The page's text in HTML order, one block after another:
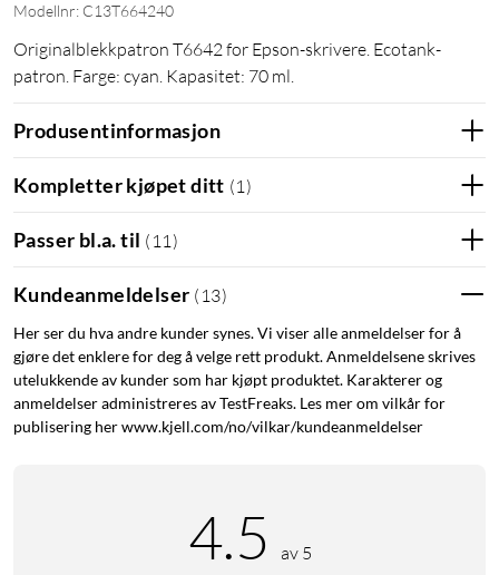
Modellnr: C13T664240
Originalblekkpatron T6642 for Epson-skrivere. Ecotank-
patron. Farge: cyan. Kapasitet: 70 ml.
Produsentinformasjon
Kompletter kjøpet ditt (1 )
Passer bl.a. til ( 11 )
Kundeanmeldelser ( 13)
Her ser du hva andre kunder synes. Vi viser alle anmeldelser for å
gjøre det enklere for deg å velge rett produkt. Anmeldelsene skrives
utelukkende av kunder som har kjøpt produktet. Karakterer og
anmeldelser administreres av TestFreaks. Les mer om vilkår for
publisering her www.kjell.com/no/vilkar/kundeanmeldelser
4.5 av 5